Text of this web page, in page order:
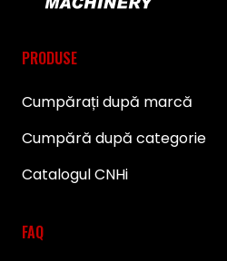
PRODUSE
Cumpărați după marcă
Cumpără după categorie
Catalogul CNHi
FAQ